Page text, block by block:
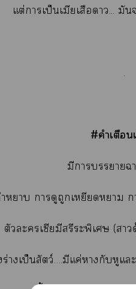
แต่าเป็นเมียเสือา... มั
.
#คำเตือน
มีาา
า าดูถูกเหยียดา
ตัวะเซียมีสรีระพิเศษ (า
างเป็นสัตว์….มีแค่ากับหูแ